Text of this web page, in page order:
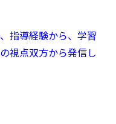
指導経験から、学習
視点双方から発信し